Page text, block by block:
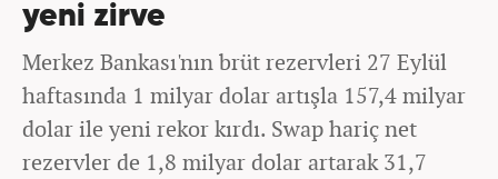
yeni zirve
Merkez Bankası'nın brüt rezervleri 27 Eylül
haftasında 1 milyar dolar artışla 157,4 milyar
dolar ile yeni rekor kırdı. Swap hariç net
rezervler de 1,8 milyar dolar artarak 31,7